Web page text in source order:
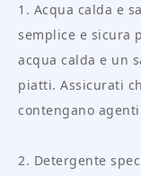
1. Acqua calda e
semplice e sicura
acqua calda e un
piatti. Assicurati
contengano
2. Detergente